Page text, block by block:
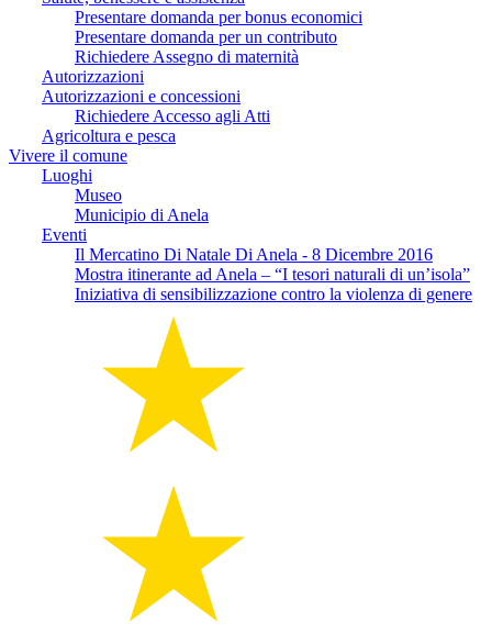
Presentare domanda per bonus economici
Presentare domanda per un contributo
Richiedere Assegno di maternità
Autorizzazioni
Autorizzazioni e concessioni
Richiedere Accesso agli Atti
Agricoltura e pesca
Vivere il comune
Luoghi
Museo
Municipio di Anela
Eventi
Il Mercatino Di Natale Di Anela - 8 Dicembre 2016
Mostra itinerante ad Anela – “I tesori naturali di un’isola”
Iniziativa di sensibilizzazione contro la violenza di genere